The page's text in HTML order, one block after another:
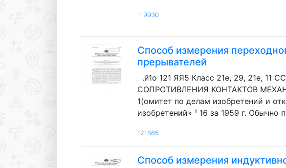
119930
Способ измерения
прерывателей
.й1о 121 ЯЯ5 Класс 21е, 29, 21е,
СОПРОТИВЛЕНИЯ КОНТАКТОВ
1(омитет по делам изобретений и
изобретений» ¹ 16 за 1959 г.
121865
Способ измерения